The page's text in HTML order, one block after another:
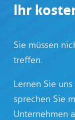
Ihr
Sie müssen
treffen.
Lernen Sie
sprechen Sie
Unternehmen